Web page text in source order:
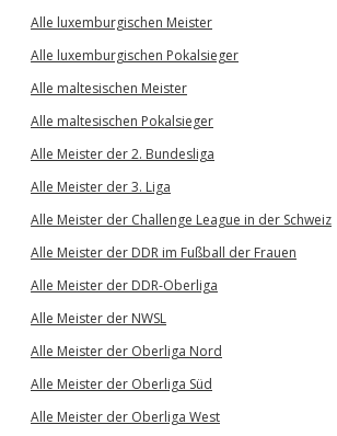
Alle luxemburgischen Meister
Alle luxemburgischen Pokalsieger
Alle maltesischen Meister
Alle maltesischen Pokalsieger
Alle Meister der 2. Bundesliga
Alle Meister der 3. Liga
Alle Meister der Challenge League in der Schweiz
Alle Meister der DDR im Fußball der Frauen
Alle Meister der DDR-Oberliga
Alle Meister der NWSL
Alle Meister der Oberliga Nord
Alle Meister der Oberliga Süd
Alle Meister der Oberliga West